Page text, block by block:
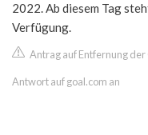
2022. Ab diesem Tag
Verfügung.
Antrag auf Entfernung der
Antwort auf goal.com an